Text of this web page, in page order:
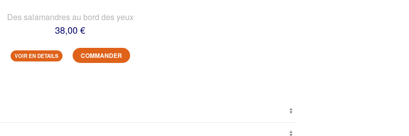
Des salamandres au bord des yeux
38,00 €
VOIR EN DETAILS COMMANDER